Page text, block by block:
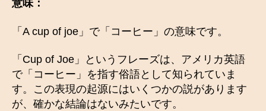
意味：
「A cup of joe」で「コーヒー」の意味です。
「Cup of Joe」というフレーズは、アメリカ英語
で「コーヒー」を指す俗語として知られていま
す。この表現の起源にはいくつかの説があります
が、確かな結論はないみたいです。